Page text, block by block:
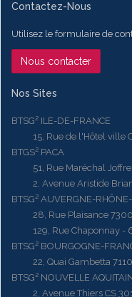
Contactez-Nous
Utilisez le formulaire de
Nous contacter
Nos Sites
BTSG² ILE-DE-FRANCE
15, Rue de l'Hôtel ville
BTGS² PACA
51, Rue Maréchal Joffre
2, Avenue Aristide
BTSG² AUVERGNE-
28, Rue Plaisance
129, Rue Chaponnay -
BTSG² BOURGOGNE-
22, Quai Gambetta
BTSG² NOUVELLE
2, Avenue Thiers CS